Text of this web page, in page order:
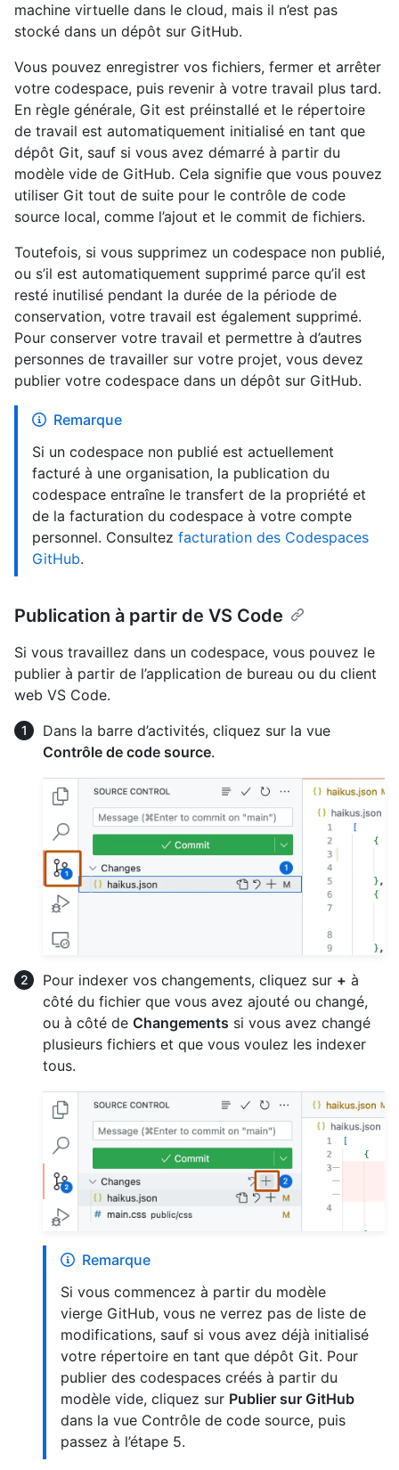
machine virtuelle dans le cloud, mais il n’est pas
stocké dans un dépôt sur GitHub.
Vous pouvez enregistrer vos fichiers, fermer et arrêter
votre codespace, puis revenir à votre travail plus tard.
En règle générale, Git est préinstallé et le répertoire
de travail est automatiquement initialisé en tant que
dépôt Git, sauf si vous avez démarré à partir du
modèle vide de GitHub. Cela signifie que vous pouvez
utiliser Git tout de suite pour le contrôle de code
source local, comme l’ajout et le commit de fichiers.
Toutefois, si vous supprimez un codespace non publié,
ou s’il est automatiquement supprimé parce qu’il est
resté inutilisé pendant la durée de la période de
conservation, votre travail est également supprimé.
Pour conserver votre travail et permettre à d’autres
personnes de travailler sur votre projet, vous devez
publier votre codespace dans un dépôt sur GitHub.
Remarque
Si un codespace non publié est actuellement
facturé à une organisation, la publication du
codespace entraîne le transfert de la propriété et
de la facturation du codespace à votre compte
personnel. Consultez facturation des Codespaces
GitHub.
Publication à partir de VS Code
Si vous travaillez dans un codespace, vous pouvez le
publier à partir de l’application de bureau ou du client
web VS Code.
Dans la barre d’activités, cliquez sur la vue
Contrôle de code source.
Pour indexer vos changements, cliquez sur + à
côté du fichier que vous avez ajouté ou changé,
ou à côté de Changements si vous avez changé
plusieurs fichiers et que vous voulez les indexer
tous.
Remarque
Si vous commencez à partir du modèle
vierge GitHub, vous ne verrez pas de liste de
modifications, sauf si vous avez déjà initialisé
votre répertoire en tant que dépôt Git. Pour
publier des codespaces créés à partir du
modèle vide, cliquez sur Publier sur GitHub
dans la vue Contrôle de code source, puis
passez à l’étape 5.